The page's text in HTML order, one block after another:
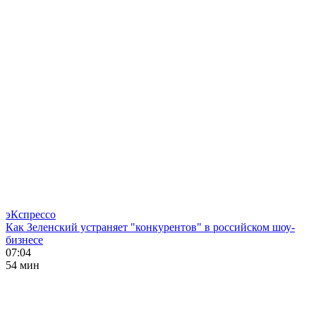
эКспрессо
Как Зеленский устраняет "конкурентов" в российском шоу-
бизнесе
07:04
54 мин